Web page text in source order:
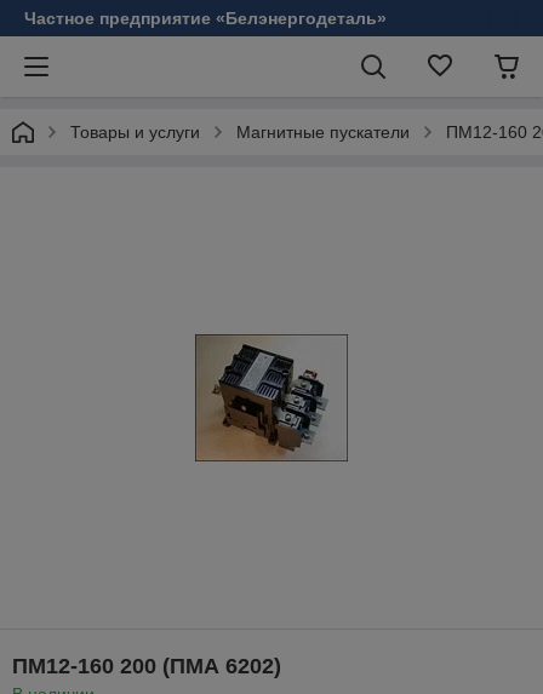
Частное предприятие «Белэнергодеталь»
Товары и услуги Магнитные пускатели ПМ12-160
ПМ12-160 200 (ПМА 6202)